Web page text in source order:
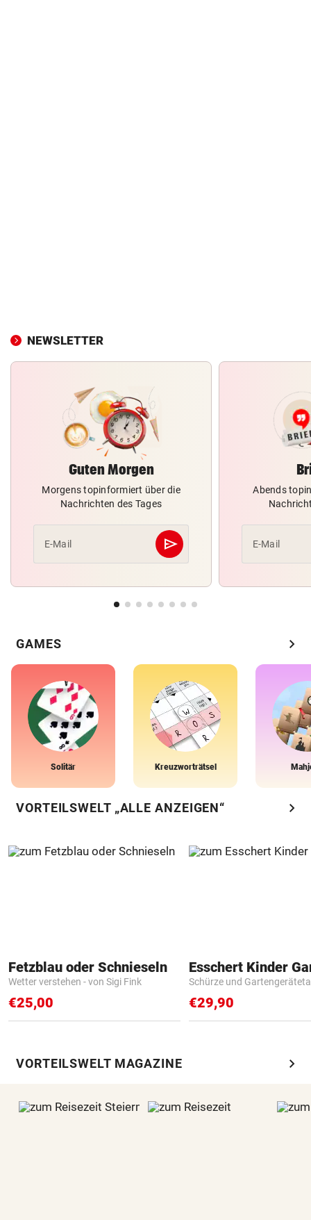
NEWSLETTER
Guten Morgen
Morgens topinformiert über die
Nachrichten des Tages
E-Mail send
Abschicken
Abends
E-Mail
GAMES chevron_right
Solitär Kreuzworträtsel
VORTEILSWELT „ALLE ANZEIGEN“ chevron_right
Fetzblau oder Schnieseln
Wetter verstehen - von Sigi Fink
€25,00
Schürze und
€29,90
VORTEILSWELT MAGAZINE chevron_right